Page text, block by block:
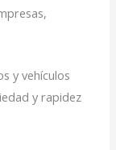
y vehículos
y rapidez